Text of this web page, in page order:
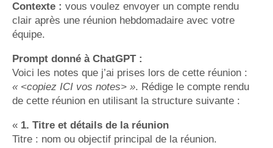
Contexte : vous voulez envoyer un compte rendu
clair après une réunion hebdomadaire avec votre
équipe.
Prompt donné à ChatGPT :
Voici les notes que j’ai prises lors de cette réunion :
« <copiez ICI vos notes> ». Rédige le compte rendu
de cette réunion en utilisant la structure suivante :
« 1. Titre et détails de la réunion
Titre : nom ou objectif principal de la réunion.